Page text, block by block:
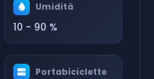
Umidità
10 - 90 %
Portabiciclette